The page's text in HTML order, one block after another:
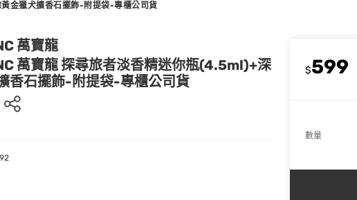
金獵犬擴香石擺飾-附提袋-專櫃公司貨
萬寶龍
萬寶龍 探尋旅者淡香精迷你瓶(4.5ml)+深
香石擺飾-附提袋-專櫃公司貨
$599
數量